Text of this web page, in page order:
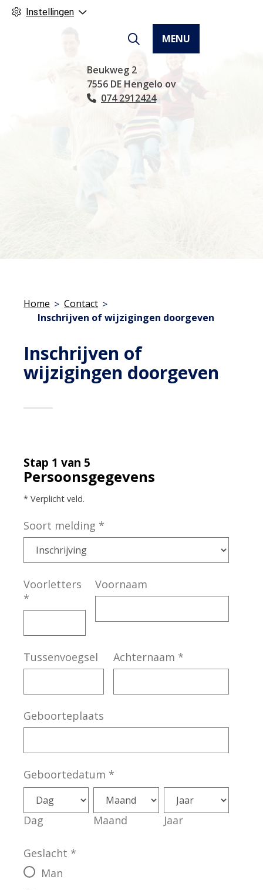
Instellingen
Hoofdmenu
MENU
Beukweg 2
7556 DE Hengelo ov
Tel:
074 2912424
Home
Contact
Inschrijven of wijzigingen doorgeven
Inschrijven of
wijzigingen doorgeven
Stap 1 van 5
Persoonsgegevens
* Verplicht veld.
Soort melding *
Voorletters
*
Voornaam
Tussenvoegsel Achternaam *
Geboorteplaats
Geboortedatum *
Dag Maand Jaar
Geslacht *
Man